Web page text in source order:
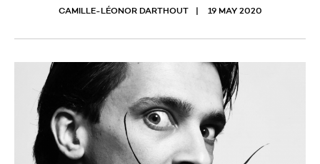
CAMILLE-LÉONOR DARTHOUT 19 MAY 2020